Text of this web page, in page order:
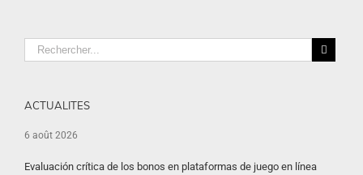
ACTUALITES
6 août 2026
Evaluación crítica de los bonos en plataformas de juego en línea